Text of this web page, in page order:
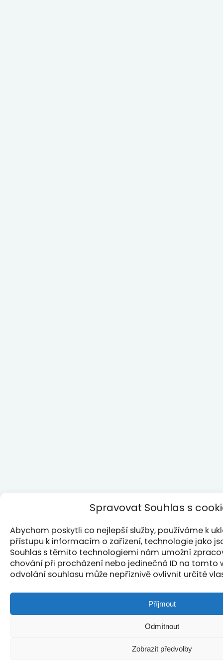
Spravovat Souhlas s
Abychom poskytli co nejlepší služby, používáme k
přístupu k informacím o zařízení, technologie jako
Souhlas s těmito technologiemi nám umožní
chování při procházení nebo jedinečná ID na tomto
odvolání souhlasu může nepříznivě ovlivnit určité
Příjmout
Odmítnout
Zobrazit předvolby